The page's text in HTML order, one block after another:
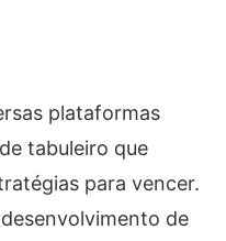
plataformas
tabuleiro que
para vencer.
de